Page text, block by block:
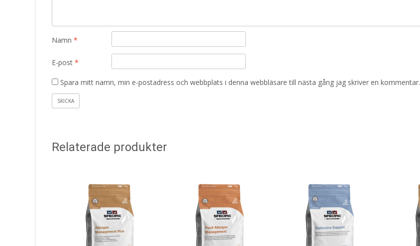
Namn *
E-post *
Spara mitt namn, min e-postadress och webbplats i denna webbläsare till nästa gång jag skriver en kommentar.
Relaterade produkter